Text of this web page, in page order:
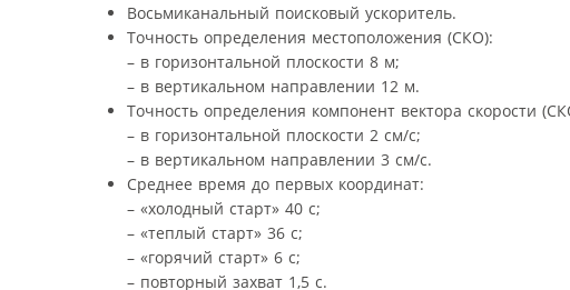
Восьмиканальный поисковый ускоритель.
Точность определения местоположения (СКО):
– в горизонтальной плоскости 8 м;
– в вертикальном направлении 12 м.
Точность определения компонент вектора скорости
– в горизонтальной плоскости 2 см/с;
– в вертикальном направлении 3 см/с.
Среднее время до первых координат:
– «холодный старт» 40 с;
– «теплый старт» 36 с;
– «горячий старт» 6 с;
– повторный захват 1,5 с.